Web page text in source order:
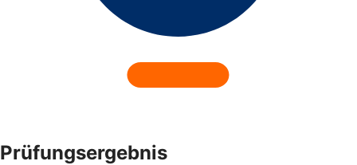
Prüfungsergebnis